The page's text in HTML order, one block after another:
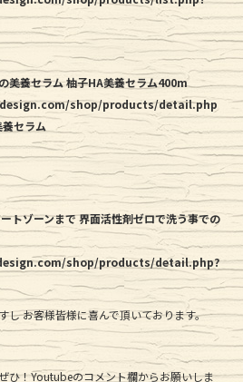
美養セラム 柚子HA美養セラム400m
shop/products/detail.php
セラム
トゾーンまで 界面活性剤ゼロで洗う事での
shop/products/detail.php?
し お客様皆様に喜んで頂いております。
ひ！Youtubeのコメント欄からお願いしま